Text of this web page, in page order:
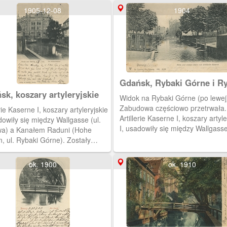
1905-12-08
koszary artyleryjskie
Kaserne I, koszary artyleryjskie
się między Wallgasse (ul.
a Kanałem Raduni (Hohe
ul. Rybaki Górne). Zostały
dla 16 pułku artylerii
budowę ukończono w 1883
latach 1891-1920 stacjonował
Pułk Artylerii
Nr 36.
1904
Gdańsk, Rybaki Górne i
Dolne. Koszary artyleryjskie
Widok na Rybaki Górne (po
Zabudowa częściowo przetrwała.
Artillerie Kaserne I, koszary
I, usadowiły się między
wybudowane dla 16 pułku
polowej, budowę ukończono w
roku. W latach 1891-1920
tu Zachodniopruski Pułk Artylerii
Polowej Nr 36.
ok. 1900 ok. 1910